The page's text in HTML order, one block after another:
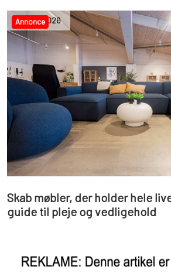
Annonce
19,jun,2026
Skab møbler, der holder hele
guide til pleje og vedligehold